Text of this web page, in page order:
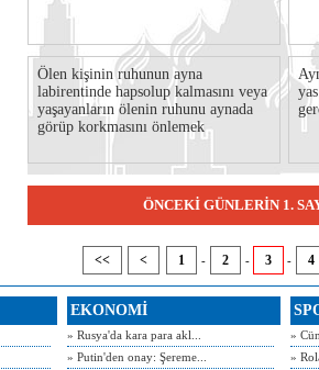
Ölen kişinin ruhunun ayna
labirentinde hapsolup kalmasını veya
yaşayanların ölenin ruhunu aynada
görüp korkmasını önlemek
ÖNCEKİ GÜNLERİN 1.
<< < 1 - 2 - 3 - 4
EKONOMİ
» Rusya'da kara para akl...
» Putin'den onay: Şereme...
»
»